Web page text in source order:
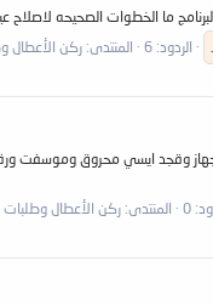
الردود: 6 المنتدى: ركن الأعطال
0 المنتدى: ركن الأعطال وطلبات